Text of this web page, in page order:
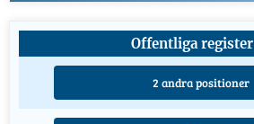
Offentliga register
2 andra positioner